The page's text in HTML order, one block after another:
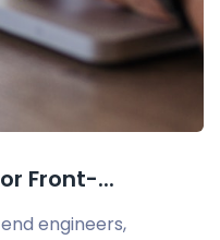
Front-...
engineers,